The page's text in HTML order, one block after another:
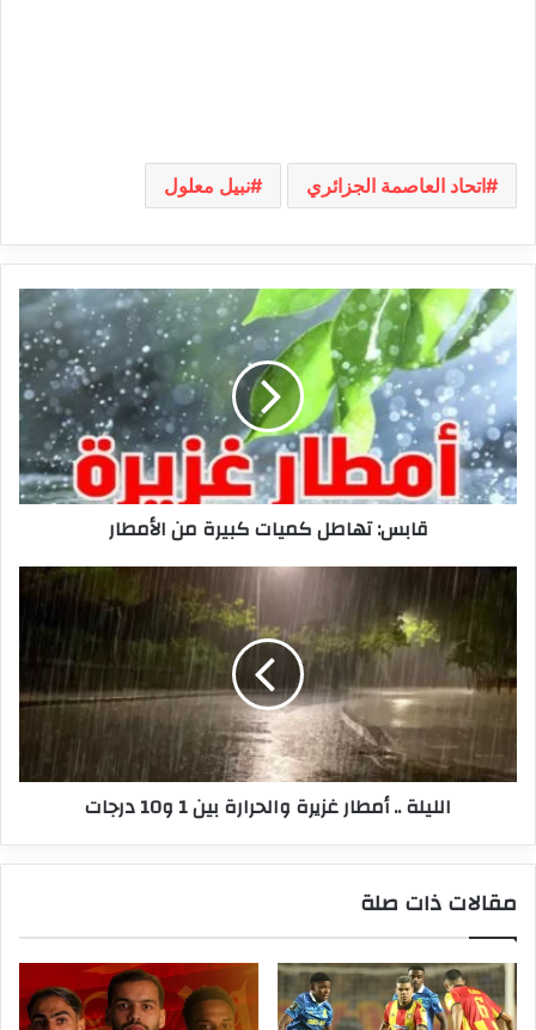
اتحاد العاصمة الجزائري نبيل معلول
قابس:
تهاطل
كميات
من
الأمطار
قابس: تهاطل كميات كبيرة من الأمطار
الليلة
والحرارة
بين
1
و10
درجات
الليلة .. أمطار غزيرة والحرارة بين 1 و10 درجات
مقالات ذات صلة